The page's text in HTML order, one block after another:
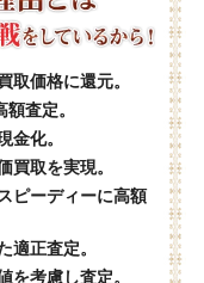
取価格に還元。
査定。
金化。
買取を実現。
ピーディーに高額
適正査定。
を考慮し査定。